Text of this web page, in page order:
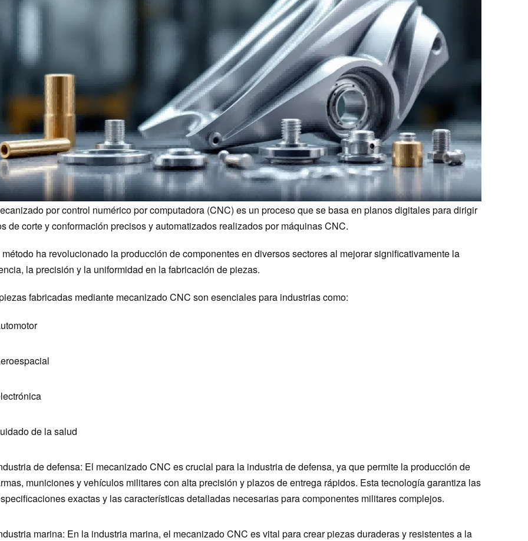
por control numérico por computadora (CNC) es un proceso que se basa en planos digitales para dirigir
de corte y conformación precisos y automatizados realizados por máquinas CNC.
método ha revolucionado la producción de componentes en diversos sectores al mejorar significativamente la
la precisión y la uniformidad en la fabricación de piezas.
fabricadas mediante mecanizado CNC son esenciales para industrias como:
de la salud
de defensa: El mecanizado CNC es crucial para la industria de defensa, ya que permite la producción de
municiones y vehículos militares con alta precisión y plazos de entrega rápidos. Esta tecnología garantiza las
exactas y las características detalladas necesarias para componentes militares complejos.
marina: En la industria marina, el mecanizado CNC es vital para crear piezas duraderas y resistentes a la